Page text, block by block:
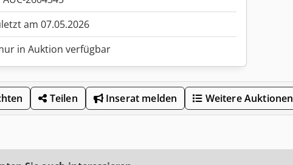
am 07.05.2026
in Auktion verfügbar
Teilen Inserat melden Weitere Auktionen